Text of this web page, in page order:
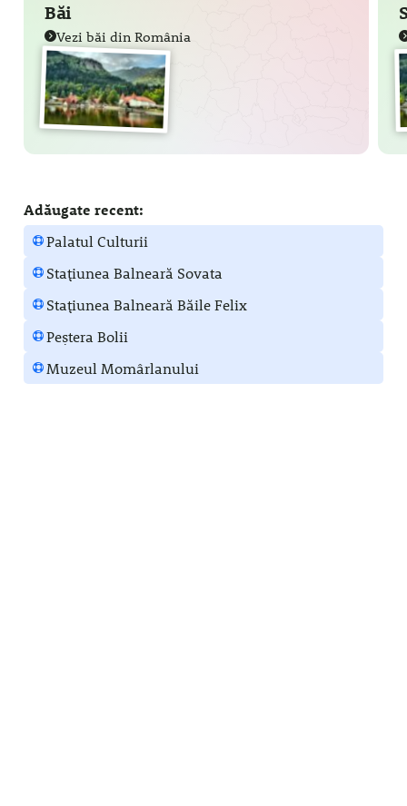
Băi
Vezi băi din România
Adăugate recent:
Palatul Culturii
Stațiunea Balneară Sovata
Stațiunea Balneară Băile Felix
Peștera Bolii
Muzeul Momârlanului